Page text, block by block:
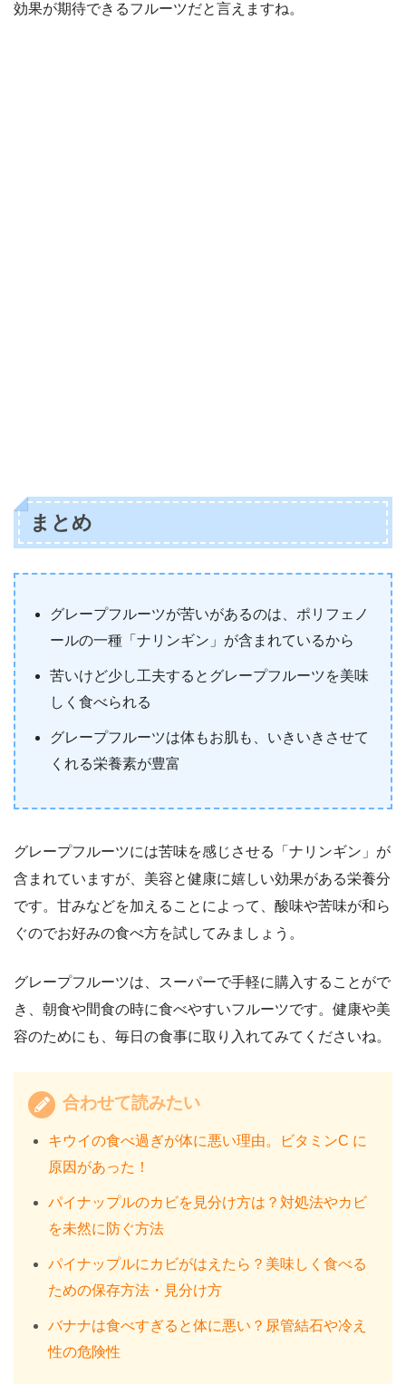
効果が期待できるフルーツだと言えますね。
まとめ
グレープフルーツが苦いがあるのは、ポリフェノ
ールの一種「ナリンギン」が含まれているから
苦いけど少し工夫するとグレープフルーツを美味
しく食べられる
グレープフルーツは体もお肌も、いきいきさせて
くれる栄養素が豊富
グレープフルーツには苦味を感じさせる「ナリンギン」が
含まれていますが、美容と健康に嬉しい効果がある栄養分
です。甘みなどを加えることによって、酸味や苦味が和ら
ぐのでお好みの食べ方を試してみましょう。
グレープフルーツは、スーパーで手軽に購入することがで
き、朝食や間食の時に食べやすいフルーツです。健康や美
容のためにも、毎日の食事に取り入れてみてくださいね。
合わせて読みたい
キウイの食べ過ぎが体に悪い理由。ビタミンC に
原因があった！
パイナップルのカビを見分け方は？対処法やカビ
を未然に防ぐ方法
パイナップルにカビがはえたら？美味しく食べる
ための保存方法・見分け方
バナナは食べすぎると体に悪い？尿管結石や冷え
性の危険性